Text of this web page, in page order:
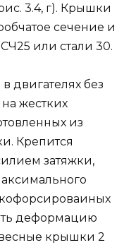
3.4, г). Крышки
сечение и
или стали 30.
двигателях без
жестких
из
Крепится
затяжки,
деформацию
крышки 2